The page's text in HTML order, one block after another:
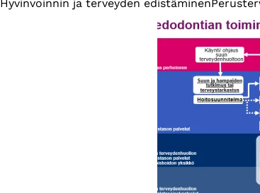
Hyvinvoinnin ja terveyden edistäminen